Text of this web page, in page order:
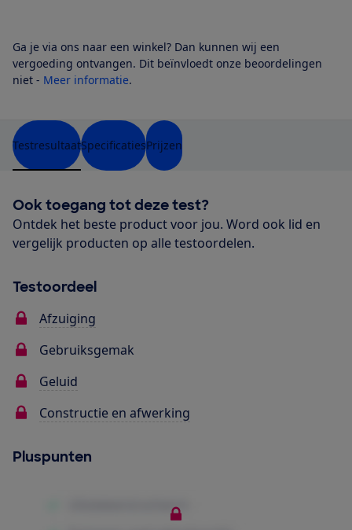
Ga je via ons naar een winkel? Dan kunnen wij een
vergoeding ontvangen. Dit beïnvloedt onze beoordelingen
niet - Meer informatie.
TestresultaatSpecificatiesPrijzen
Ook toegang tot deze test?
Ontdek het beste product voor jou. Word ook lid en
vergelijk producten op alle testoordelen.
Testoordeel
Afzuiging
Gebruiksgemak
Geluid
Constructie en afwerking
Pluspunten